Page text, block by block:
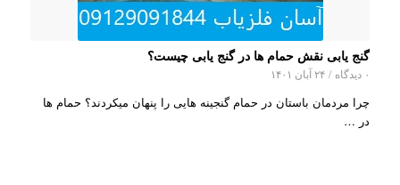
گنج یابی نقش حمام ها در گنج یابی چیست؟
۰ دیدگاه / ۲۴ آبان ۱۴۰۱
چرا مردمان باستان در حمام گنجینه هایی را پنهان میکردند؟ حمام ها
در …